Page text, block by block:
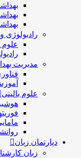
رادیولوژی
علوم
مدیریت
علوم بالینی
دپارتمان زبان
زبان